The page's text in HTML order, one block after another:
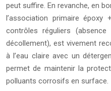
peut suffire. En revanche, en
l’association primaire époxy
contrôles réguliers
décollement), est vivement
à l’eau claire avec un
permet de maintenir la
polluants corrosifs en surface.